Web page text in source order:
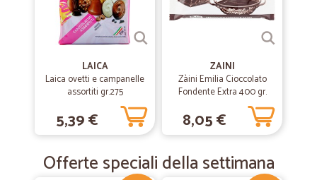
LAICA
Laica ovetti e campanelle
assortiti gr.275
5,39 €
ZAINI
Zàini Emilia Cioccolato
Fondente Extra 400 gr.
8,05 €
Offerte speciali della settimana